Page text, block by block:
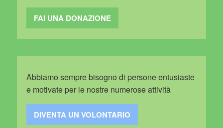
FAI UNA DONAZIONE
Abbiamo sempre bisogno di persone entusiaste
e motivate per le nostre numerose attività
DIVENTA UN VOLONTARIO